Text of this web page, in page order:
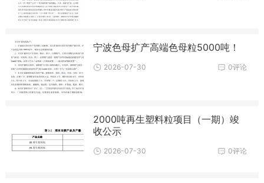
宁波色母扩产高端色母粒5000吨！
0评论
2026-07-30
2000吨再生塑料粒项目（一期）竣
收公示
0评论
2026-07-30